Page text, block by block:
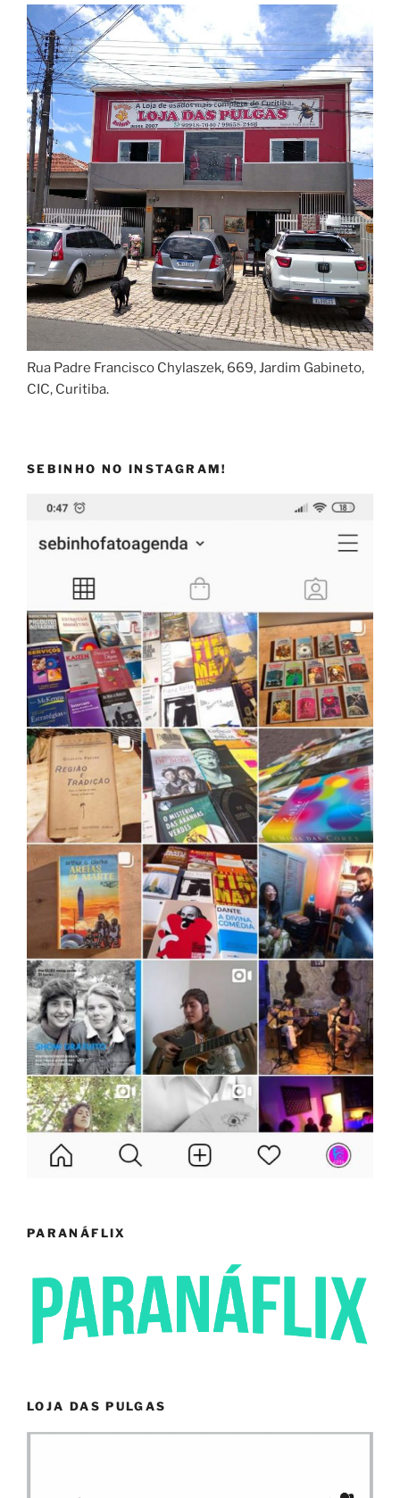
Rua Padre Francisco Chylaszek, 669, Jardim Gabineto,
CIC, Curitiba.
SEBINHO NO INSTAGRAM!
PARANÁFLIX
LOJA DAS PULGAS